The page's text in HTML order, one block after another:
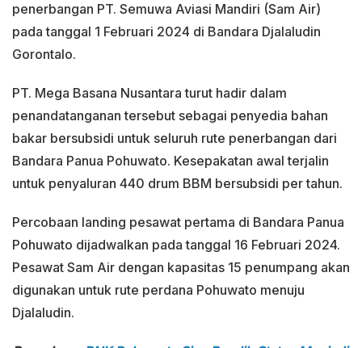
penerbangan PT. Semuwa Aviasi Mandiri (Sam Air)
pada tanggal 1 Februari 2024 di Bandara Djalaludin
Gorontalo.
PT. Mega Basana Nusantara turut hadir dalam
penandatanganan tersebut sebagai penyedia bahan
bakar bersubsidi untuk seluruh rute penerbangan dari
Bandara Panua Pohuwato. Kesepakatan awal terjalin
untuk penyaluran 440 drum BBM bersubsidi per tahun.
Percobaan landing pesawat pertama di Bandara Panua
Pohuwato dijadwalkan pada tanggal 16 Februari 2024.
Pesawat Sam Air dengan kapasitas 15 penumpang akan
digunakan untuk rute perdana Pohuwato menuju
Djalaludin.